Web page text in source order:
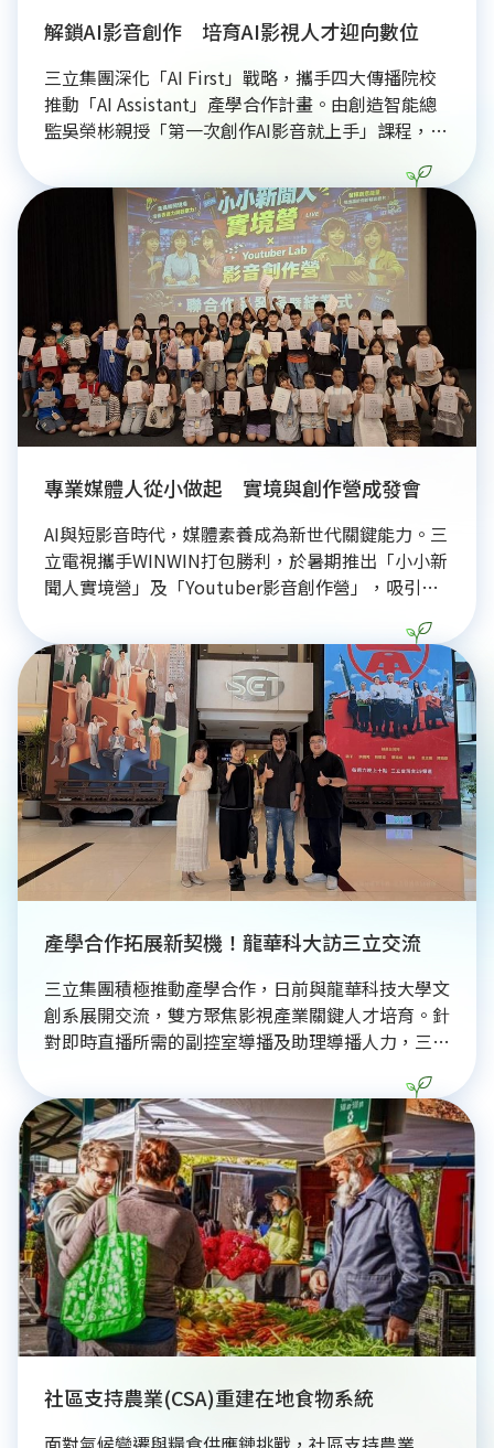
解鎖AI影音創作 培育AI影視人才迎向數位
三立集團深化「AI First」戰略，攜手四大傳播院校
推動「AI Assistant」產學合作計畫。由創造智能總
監吳榮彬親授「第一次創作AI影音就上手」課程，帶
具，完整學習從腳本分鏡、影像生成到後製的AI創作
流程。學員於三週課程中實作練兵，提升影視製作核
心競爭力。此計畫強調邊做邊學，並預計於12月底
舉辦成果發表會，優秀學員更有機會獲頒預聘書，提
前鎖定媒體產業職缺，展現產學合作培育AI影視人
才、推動產業轉型與數位創新的指標意義。
專業媒體人從小做起 實境與創作營成發會
AI與短影音時代，媒體素養成為新世代關鍵能力。三
立電視攜手WINWIN打包勝利，於暑期推出「小小新
聞人實境營」及「Youtuber影音創作營」，吸引兩
電視台主播台與攝影棚，從新聞採訪、播報訓練到影
音創作剪輯，深入體驗媒體製播流程。透過專業講師
引導，孩子們不僅學習資訊判讀與邏輯思考，更在聯
合發表會上展現自信播報與創意影音成果。此次營隊
將媒體專業轉化為教育資源，幫助孩子培養溝通表達
力與媒體識讀能力，為下一代人才培育挹注正向影響
力，圓滿達成暑期媒體教育目標。
產學合作拓展新契機！龍華科大訪三立交流
三立集團積極推動產學合作，日前與龍華科技大學文
創系展開交流，雙方聚焦影視產業關鍵人才培育。針
對即時直播所需的副控室導播及助理導播人力，三立
任倪建芝回應，將規劃學生前往三立實習，透過帶薪
實習制度，協助學生畢業即就業。此外，龍華科大學
生近年在德國紅點設計獎表現亮眼，展現結合永續思
維的創新實力，獲三立集團高度肯定。此次產學交流
不僅深化雙方合作，更期盼透過媒體實務與學校教育
的緊密連結，共同培育具備高抗壓性與專業技術的影
視產業新世代人才，創造產、學、生三贏局面。
社區支持農業(CSA)重建在地食物系統